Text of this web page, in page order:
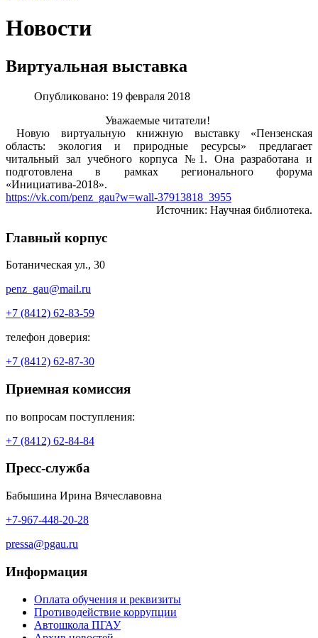
Новости
Виртуальная выставка
Опубликовано: 19 февраля 2018
Уважаемые читатели!
Новую виртуальную книжную выставку «Пензенская
область: экология и природные ресурсы» предлагает
читальный зал учебного корпуса №1. Она разработана и
подготовлена в рамках регионального форума
«Инициатива-2018».
https://vk.com/penz_gau?w=wall-37913818_3955
Источник: Научная библиотека.
Главный корпус
Ботаническая ул., 30
penz_gau@mail.ru
+7 (8412) 62-83-59
телефон доверия:
+7 (8412) 62-87-30
Приемная комиссия
по вопросам поступления:
+7 (8412) 62-84-84
Пресс-служба
Бабышина Ирина Вячеславовна
+7-967-448-20-28
pressa@pgau.ru
Информация
Оплата обучения и реквизиты
Противодействие коррупции
Автошкола ПГАУ